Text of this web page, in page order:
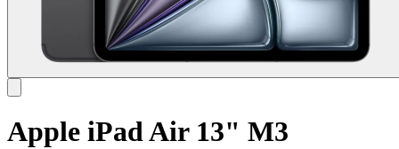
Apple iPad Air 13" M3